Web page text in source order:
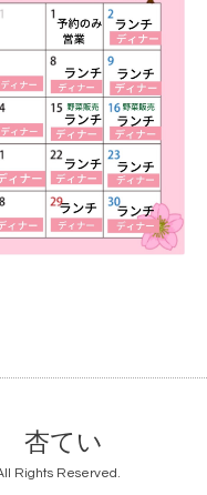
杏てい
Rights Reserved.